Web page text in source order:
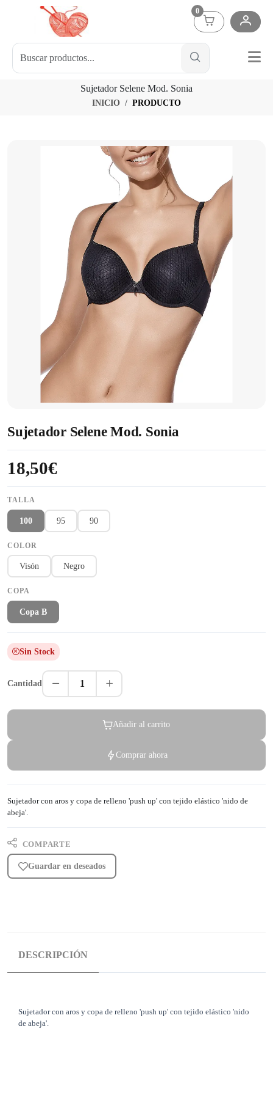
0
Sujetador Selene Mod. Sonia
INICIO PRODUCTO
Sujetador Selene Mod. Sonia
18,50€
TALLA
100 95 90
COLOR
Visón Negro
COPA
Copa B
Sin Stock
Cantidad 1
Añadir al carrito
Comprar ahora
Sujetador con aros y copa de relleno 'push up' con tejido elástico 'nido de
abeja'.
COMPARTE
Guardar en deseados
DESCRIPCIÓN
Sujetador con aros y copa de relleno 'push up' con tejido elástico 'nido
de abeja'.